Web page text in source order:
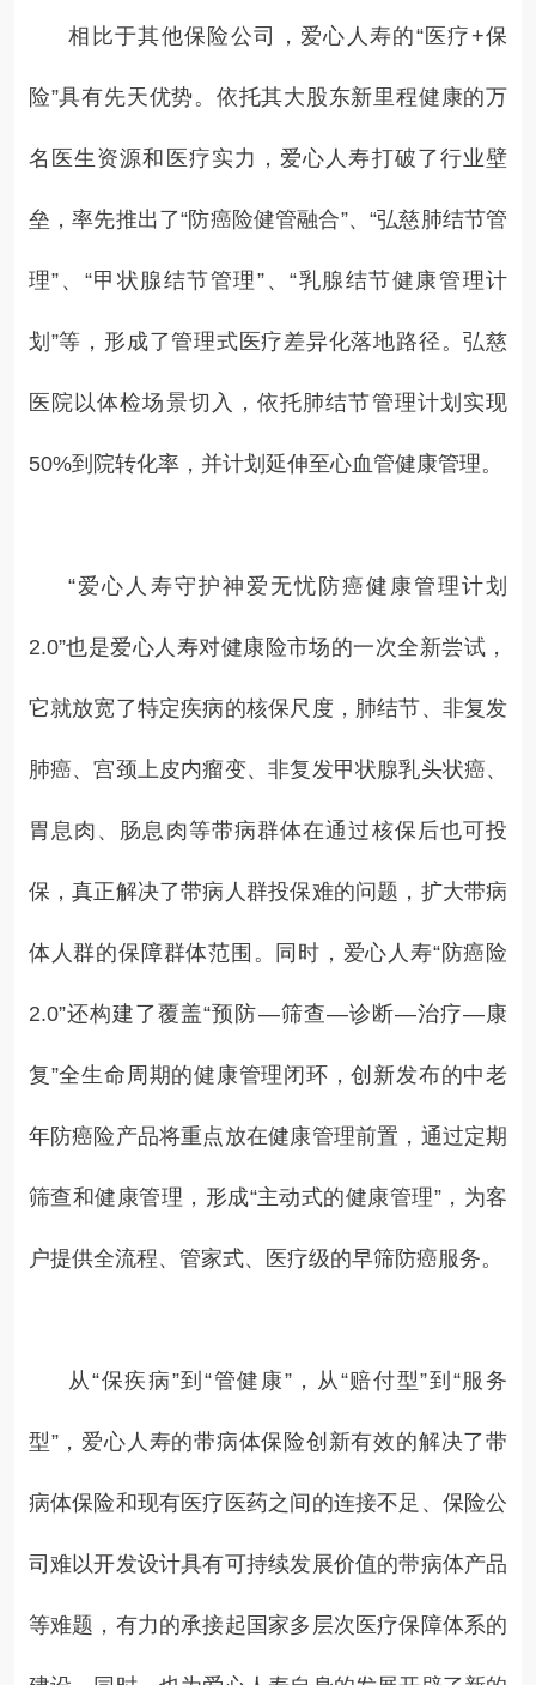
相比于其他保险公司，爱心人寿的“医疗+保
险”具有先天优势。依托其大股东新里程健康的万
名医生资源和医疗实力，爱心人寿打破了行业壁
垒，率先推出了“防癌险健管融合”、“弘慈肺结节管
理”、“甲状腺结节管理”、“乳腺结节健康管理计
划”等，形成了管理式医疗差异化落地路径。弘慈
医院以体检场景切入，依托肺结节管理计划实现
50%到院转化率，并计划延伸至心血管健康管理。
“爱心人寿守护神爱无忧防癌健康管理计划
2.0”也是爱心人寿对健康险市场的一次全新尝试，
它就放宽了特定疾病的核保尺度，肺结节、非复发
肺癌、宫颈上皮内瘤变、非复发甲状腺乳头状癌、
胃息肉、肠息肉等带病群体在通过核保后也可投
保，真正解决了带病人群投保难的问题，扩大带病
体人群的保障群体范围。同时，爱心人寿“防癌险
2.0”还构建了覆盖“预防—筛查—诊断—治疗—康
复”全生命周期的健康管理闭环，创新发布的中老
年防癌险产品将重点放在健康管理前置，通过定期
筛查和健康管理，形成“主动式的健康管理”，为客
户提供全流程、管家式、医疗级的早筛防癌服务。
从“保疾病”到“管健康”，从“赔付型”到“服务
型”，爱心人寿的带病体保险创新有效的解决了带
病体保险和现有医疗医药之间的连接不足、保险公
司难以开发设计具有可持续发展价值的带病体产品
等难题，有力的承接起国家多层次医疗保障体系的